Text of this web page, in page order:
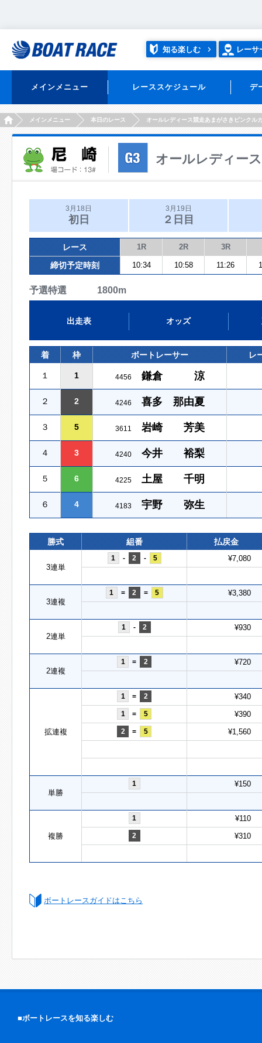
知る楽しむ レーサ
メインメニュー レーススケジュール デ
HOMEメインメニュー 本日のレース オールレディース競走あまがさきピンクル
オールレディー
3月18日
初日
3月19日
２日目
レース 1R 2R 3R
締切予定時刻 10:34 10:58 11:26
予選特選 1800m
出走表 オッズ
着 枠 ボートレーサー レ
１ 1 4456 鎌倉 涼
２ 2 4246 喜多 那由夏
３ 5 3611 岩崎 芳美
４ 3 4240 今井 裕梨
５ 6 4225 土屋 千明
６ 4 4183 宇野 弥生
勝式 組番 払戻金
3連単
1 - 2 - 5 ¥7,080
3連複
1 = 2 = 5 ¥3,380
2連単
1 - 2 ¥930
2連複
1 = 2 ¥720
拡連複
1 = 2 ¥340
1 = 5 ¥390
2 = 5 ¥1,560
単勝
1 ¥150
複勝
1 ¥110
2 ¥310
ボートレースガイドはこちら
■ボートレースを知る楽しむ